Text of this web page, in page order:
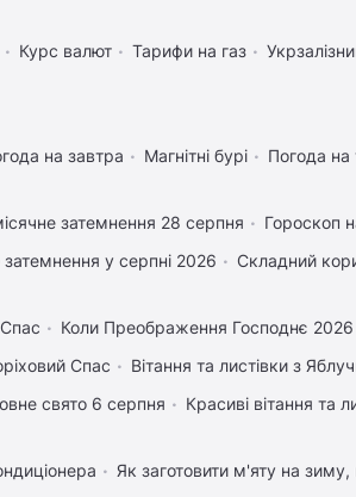
Курс валют Тарифи на газ
на завтра Магнітні бурі Погода
затемнення 28 серпня Гороскоп
у серпні 2026 Складний
Коли Преображення Господнє 2026
Спас
Вітання та листівки з
свято 6 серпня Красиві вітання та
Як заготовити м'яту на зиму,